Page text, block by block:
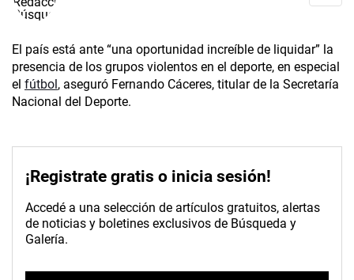
El país está ante “una oportunidad increíble de liquidar” la
presencia de los grupos violentos en el deporte, en especial
el fútbol, aseguró Fernando Cáceres, titular de la Secretaría
Nacional del Deporte.
¡Registrate gratis o inicia sesión!
Accedé a una selección de artículos gratuitos, alertas
de noticias y boletines exclusivos de Búsqueda y
Galería.